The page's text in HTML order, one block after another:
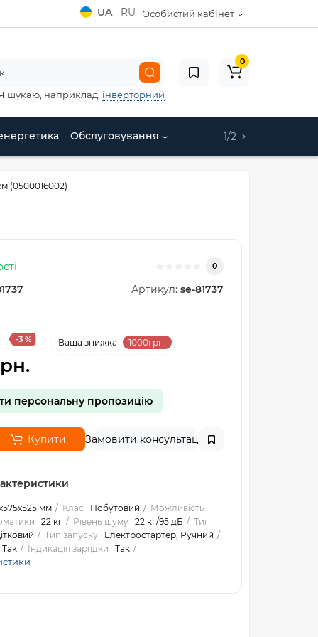
Особистий кабінет
UA RU
шукаю, наприклад, інверторний
0
Обслуговування 1/2
(0500016002)
0
Артикул: se-81737
-3 % Ваша знижка 1000грн.
персональну пропозицію
Купити Замовити консультацію
мм Клас Побутовий
Можливість
22 кг Рівень шуму 22 кг/95 дБ
Тип
Тип запуску
Електростартер, Ручний
Так
Індикація зарядки Так